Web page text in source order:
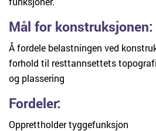
Mål for konstruksjonen:
Å fordele belastningen ved
forhold til resttannsettets
og plassering
Fordeler:
Opprettholder tyggefunksjon